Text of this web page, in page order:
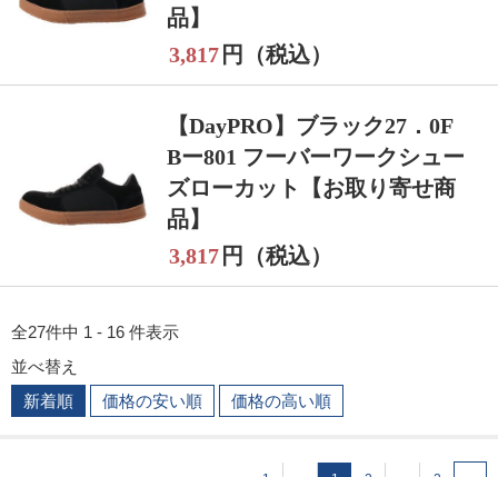
品】
3,817 円（税込）
【DayPRO】ブラック27．0F
Bー801 フーバーワークシュー
ズローカット【お取り寄せ商
品】
3,817 円（税込）
全27件中 1 - 16 件表示
並べ替え
新着順
価格の安い順 価格の高い順